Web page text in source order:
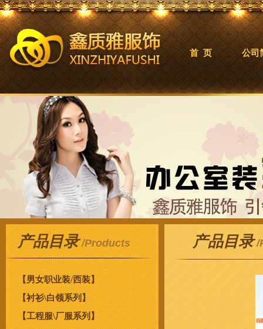
首 页 公司
产品目录 /Products
【男女职业装/西装】
【衬衫\白领系列】
【工程服\厂服系列】
产品目录 /